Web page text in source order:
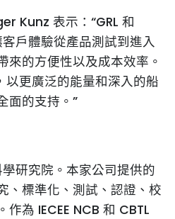
Kunz 表示：“GRL 和
戶體驗從產品測試到進入
來的方便性以及成本效率。
更廣泛的能量和深入的船
面的支持。”
研究院。本家公司提供的
、標準化、測試、認證、校
為 IECEE NCB 和 CBTL